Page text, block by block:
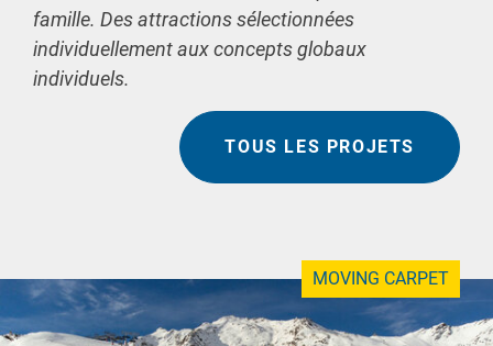
famille. Des attractions sélectionnées
individuellement aux concepts globaux
individuels.
TOUS LES PROJETS
MOVING CARPET